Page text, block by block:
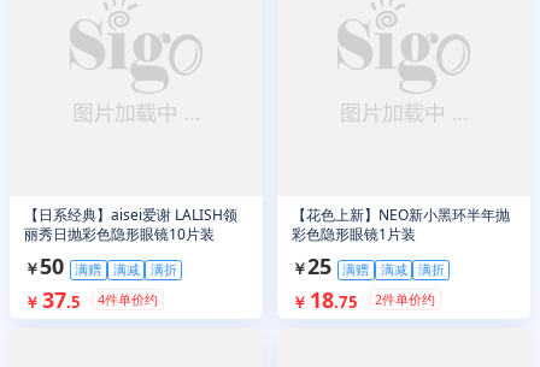
【日系经典】aisei爱谢 LALISH领
丽秀日抛彩色隐形眼镜10片装
￥50 满赠 满减 满折
￥ 37.5 4件单价约
【花色上新】NEO新小黑环半年抛
彩色隐形眼镜1片装
￥25 满赠 满减 满折
￥ 18.75 2件单价约